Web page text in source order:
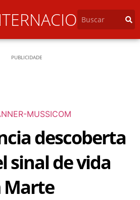
PUBLICIDADE
descoberta
sinal de vida
Marte